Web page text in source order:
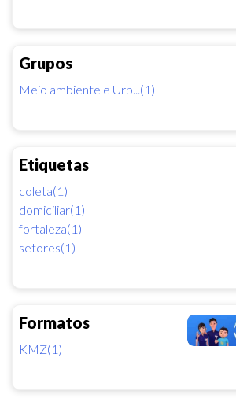
Grupos
Meio ambiente e Urb...(1)
Etiquetas
coleta(1)
domiciliar(1)
fortaleza(1)
setores(1)
Formatos
KMZ(1)